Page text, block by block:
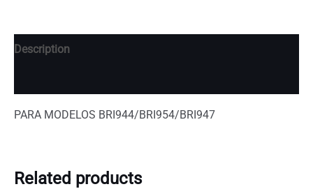
Description
PARA MODELOS BRI944/BRI954/BRI947
Related products